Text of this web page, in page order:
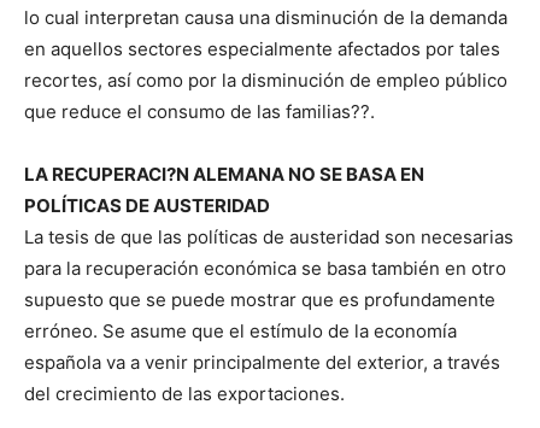
lo cual interpretan causa una disminución de la demanda
en aquellos sectores especialmente afectados por tales
recortes, así como por la disminución de empleo público
que reduce el consumo de las familias??.
LA RECUPERACI?N ALEMANA NO SE BASA EN
POLÍTICAS DE AUSTERIDAD
La tesis de que las políticas de austeridad son necesarias
para la recuperación económica se basa también en otro
supuesto que se puede mostrar que es profundamente
erróneo. Se asume que el estímulo de la economía
española va a venir principalmente del exterior, a través
del crecimiento de las exportaciones.